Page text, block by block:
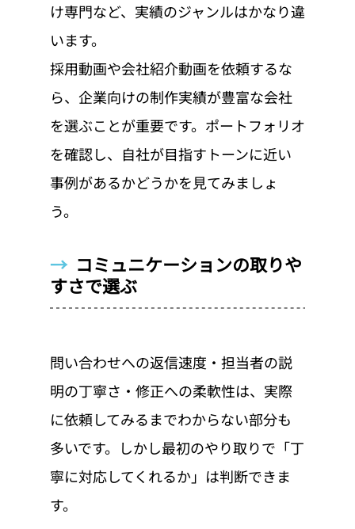
け専門など、実績のジャンルはかなり違
います。
採用動画や会社紹介動画を依頼するな
ら、企業向けの制作実績が豊富な会社
を選ぶことが重要です。ポートフォリオ
を確認し、自社が目指すトーンに近い
事例があるかどうかを見てみましょ
う。
→ コミュニケーションの取りや
すさで選ぶ
問い合わせへの返信速度・担当者の説
明の丁寧さ・修正への柔軟性は、実際
に依頼してみるまでわからない部分も
多いです。しかし最初のやり取りで「丁
寧に対応してくれるか」は判断できま
す。